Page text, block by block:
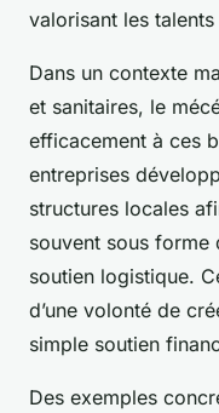
valorisant les talents
Dans un contexte
et sanitaires, le
efficacement à ces
entreprises
structures locales
souvent sous forme
soutien logistique.
d’une volonté de
simple soutien
Des exemples